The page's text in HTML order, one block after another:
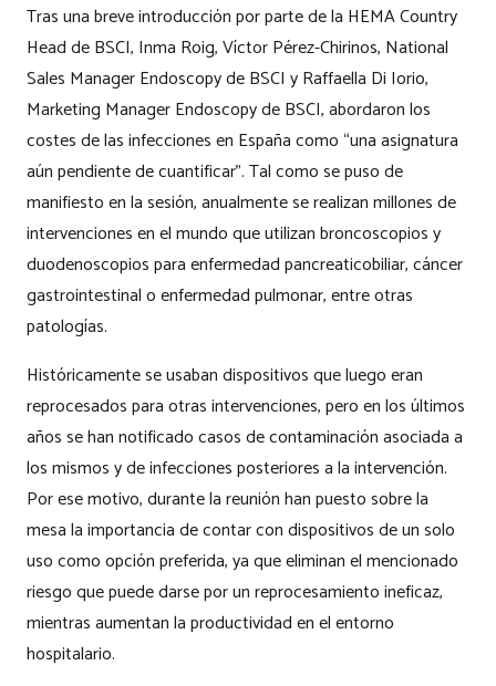
Tras una breve introducción por parte de la HEMA Country
Head de BSCI, Inma Roig, Víctor Pérez-Chirinos, National
Sales Manager Endoscopy de BSCI y Raffaella Di Iorio,
Marketing Manager Endoscopy de BSCI, abordaron los
costes de las infecciones en España como “una asignatura
aún pendiente de cuantificar”. Tal como se puso de
manifiesto en la sesión, anualmente se realizan millones de
intervenciones en el mundo que utilizan broncoscopios y
duodenoscopios para enfermedad pancreaticobiliar, cáncer
gastrointestinal o enfermedad pulmonar, entre otras
patologías.
Históricamente se usaban dispositivos que luego eran
reprocesados para otras intervenciones, pero en los últimos
años se han notificado casos de contaminación asociada a
los mismos y de infecciones posteriores a la intervención.
Por ese motivo, durante la reunión han puesto sobre la
mesa la importancia de contar con dispositivos de un solo
uso como opción preferida, ya que eliminan el mencionado
riesgo que puede darse por un reprocesamiento ineficaz,
mientras aumentan la productividad en el entorno
hospitalario.